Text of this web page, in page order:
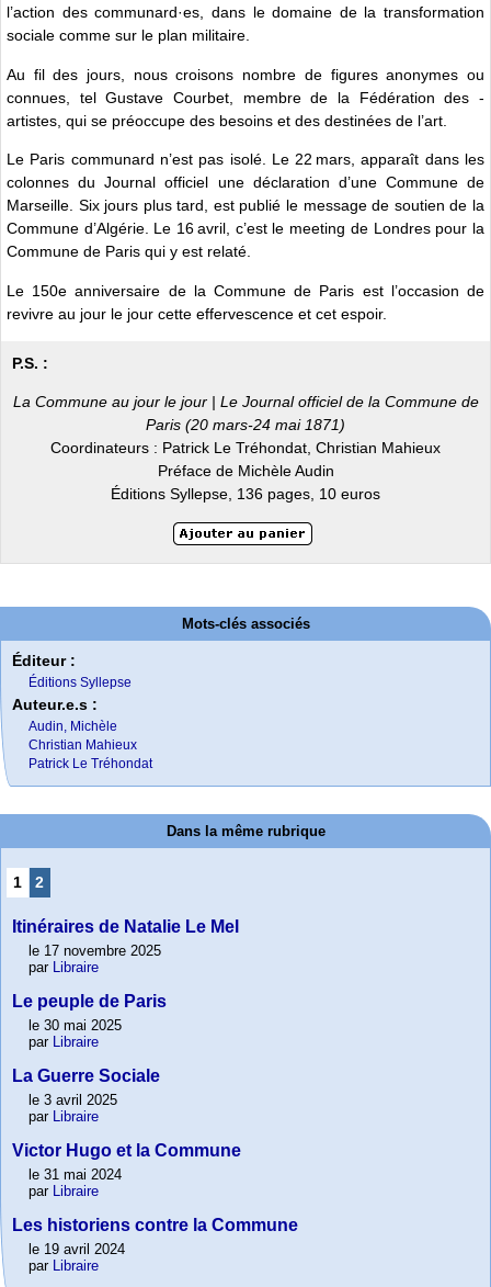
l’action des communard·es, dans le domaine de la ­transformation
sociale comme sur le plan militaire.
Au fil des jours, nous croisons nombre de figures anonymes ou
connues, tel Gustave Courbet, membre de la Fédération des ­
artistes, qui se préoccupe des besoins et des destinées de l’art.
Le Paris communard n’est pas isolé. Le 22 mars, apparaît dans les
colonnes du Journal officiel une déclaration d’une ­Commune de
Marseille. Six jours plus tard, est publié le message de soutien de la
Commune ­d’Algérie. Le 16 avril, c’est le meeting de Londres pour la
Commune de Paris qui y est relaté.
Le 150e anniversaire de la Commune de Paris est l’occasion de
revivre au jour le jour cette effervescence et cet espoir.
P.S. :
La Commune au jour le jour | Le Journal officiel de la Commune de
Paris (20 mars-24 mai 1871)
Coordinateurs : Patrick Le Tréhondat, Christian Mahieux
Préface de Michèle Audin
Éditions Syllepse, 136 pages, 10 euros
Mots-clés associés
Éditeur :
Éditions Syllepse
Auteur.e.s :
Audin, Michèle
Christian Mahieux
Patrick Le Tréhondat
Dans la même rubrique
1 2
Itinéraires de Natalie Le Mel
le 17 novembre 2025
par
Libraire
Le peuple de Paris
le 30 mai 2025
par
Libraire
La Guerre Sociale
le 3 avril 2025
par
Libraire
Victor Hugo et la Commune
le 31 mai 2024
par
Libraire
Les historiens contre la Commune
le 19 avril 2024
par
Libraire